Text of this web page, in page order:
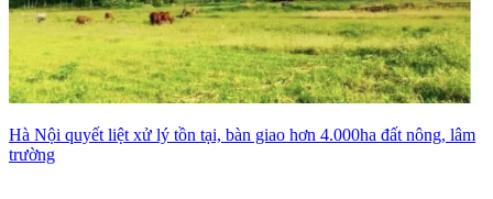
Hà Nội quyết liệt xử lý tồn tại, bàn giao hơn 4.000ha đất nông, lâm
trường